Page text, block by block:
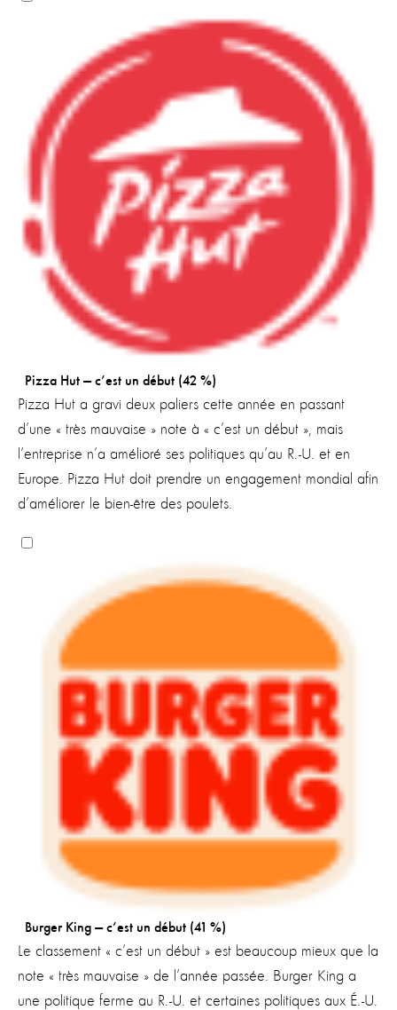
Pizza Hut — c’est un début (42 %)
Pizza Hut a gravi deux paliers cette année en passant
d’une « très mauvaise » note à « c’est un début », mais
l’entreprise n’a amélioré ses politiques qu’au R.-U. et en
Europe. Pizza Hut doit prendre un engagement mondial afin
d’améliorer le bien-être des poulets.
Burger King — c’est un début (41 %)
Le classement « c’est un début » est beaucoup mieux que la
note « très mauvaise » de l’année passée. Burger King a
une politique ferme au R.-U. et certaines politiques aux É.-U.